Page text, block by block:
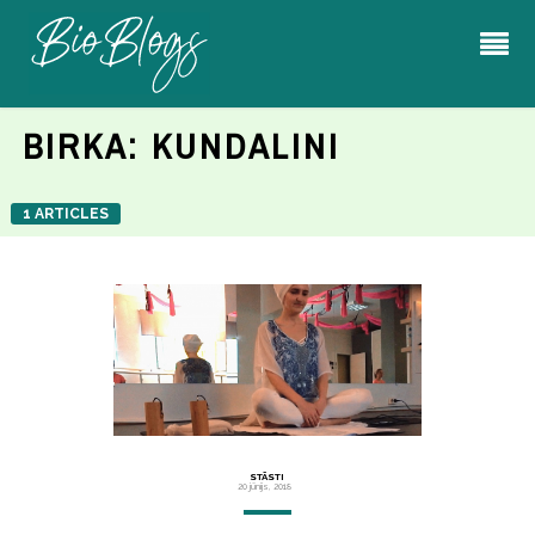
BIRKA: KUNDALINI
1 ARTICLES
STĀSTI
20 jūnijs, 2018